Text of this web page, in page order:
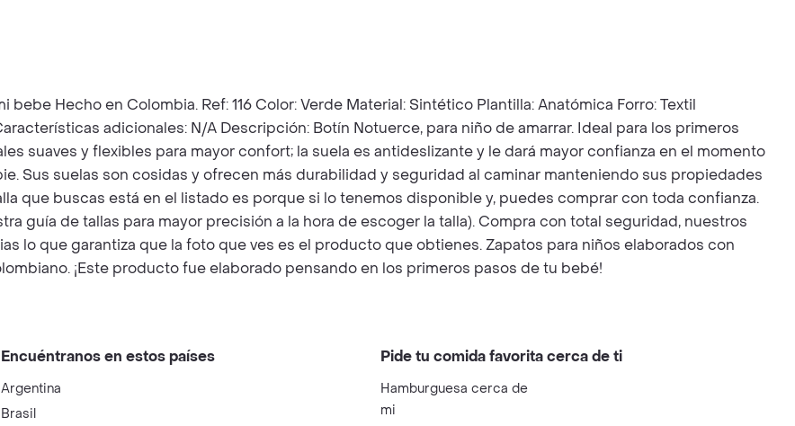
bebe Hecho en Colombia. Ref: 116 Color: Verde Material: Sintético Plantilla: Anatómica Forro: Textil
adicionales: N/A Descripción: Botín Notuerce, para niño de amarrar. Ideal para los primeros
suaves y flexibles para mayor confort; la suela es antideslizante y le dará mayor confianza en el momento
Sus suelas son cosidas y ofrecen más durabilidad y seguridad al caminar manteniendo sus propiedades
que buscas está en el listado es porque si lo tenemos disponible y, puedes comprar con toda confianza.
guía de tallas para mayor precisión a la hora de escoger la talla). Compra con total seguridad, nuestros
lo que garantiza que la foto que ves es el producto que obtienes. Zapatos para niños elaborados con
¡Este producto fue elaborado pensando en los primeros pasos de tu bebé!
Encuéntranos en estos países
Argentina
Brasil
Pide tu comida favorita cerca de ti
Hamburguesa cerca de
mi